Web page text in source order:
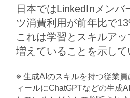
日本ではLinkedInメンバ
ツ消費利用が前年比で
これは学習とスキルア
増えていることを​​示して
※ 生成AIのスキルを持つ従業
ィールにChatGPTなどの生成